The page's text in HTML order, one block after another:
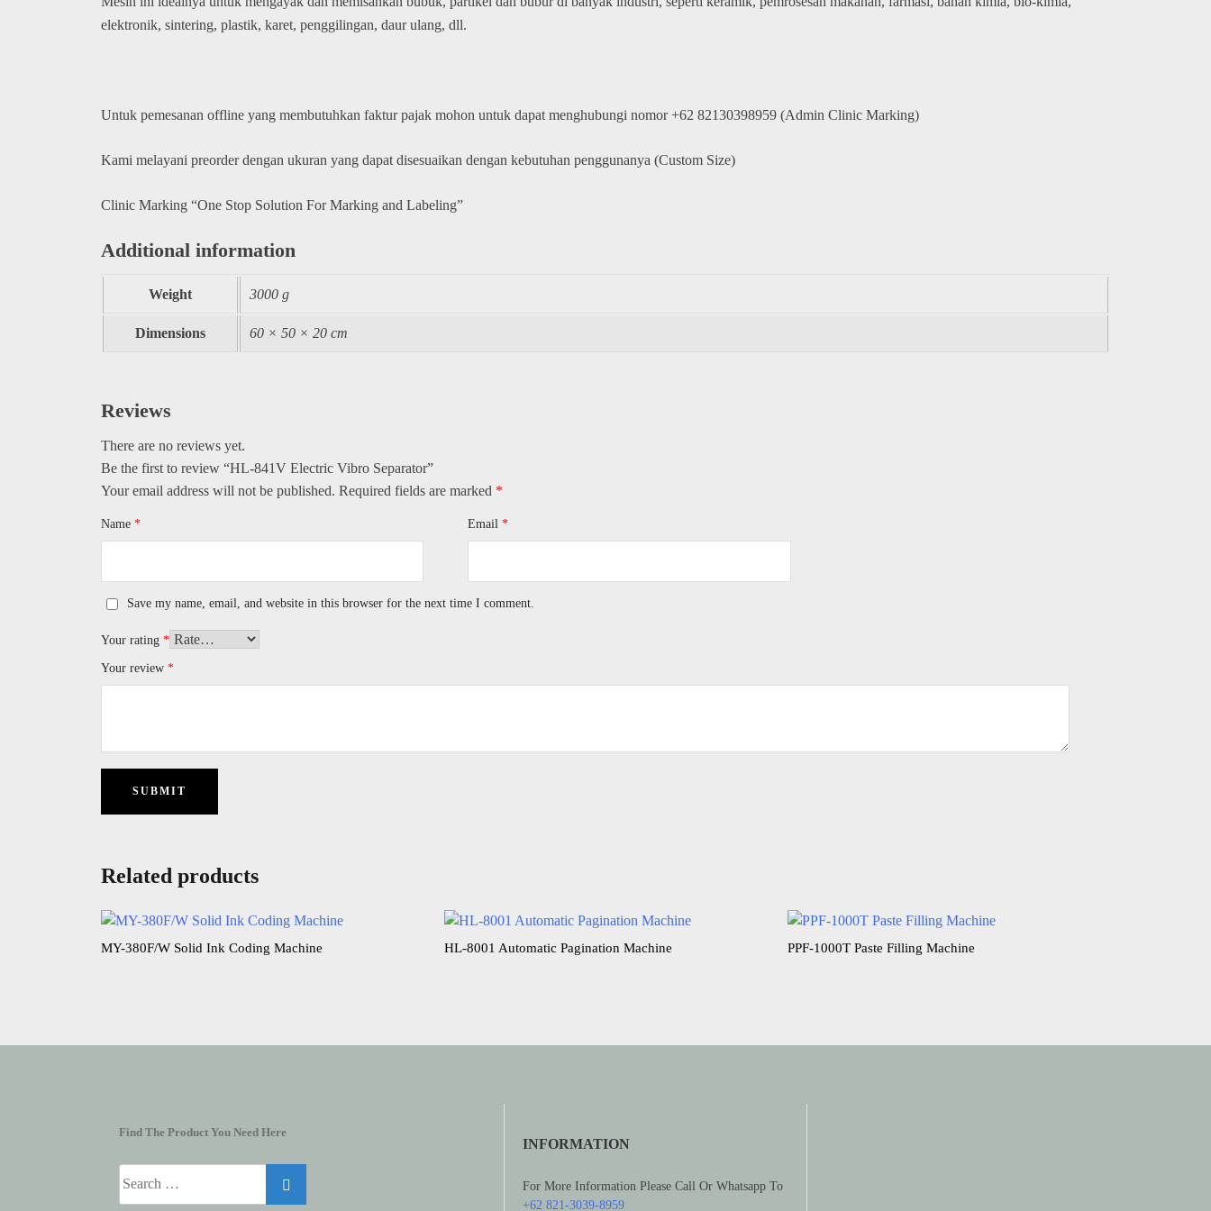
elektronik, sintering, plastik, karet, penggilingan, daur ulang, dll.
Untuk pemesanan offline yang membutuhkan faktur pajak mohon untuk dapat menghubungi nomor +62 82130398959 (Admin Clinic Marking)
Kami melayani preorder dengan ukuran yang dapat disesuaikan dengan kebutuhan penggunanya (Custom Size)
Clinic Marking “One Stop Solution For Marking and Labeling”
Additional information
Weight 3000 g
Dimensions 60 × 50 × 20 cm
Reviews
There are no reviews yet.
Be the first to review “HL-841V Electric Vibro Separator​”
Your email address will not be published. Required fields are marked *
Name * Email*
Save my name, email, and website in this browser for the next time I comment.
Your rating *
Your review *
Related products
MY-380F/W Solid Ink Coding Machine​ HL-8001 Automatic Pagination Machine​ PPF-1000T Paste Filling Machine​
Find The Product You Need Here
INFORMATION
For More Information Please Call Or Whatsapp To
+62 821-3039-8959